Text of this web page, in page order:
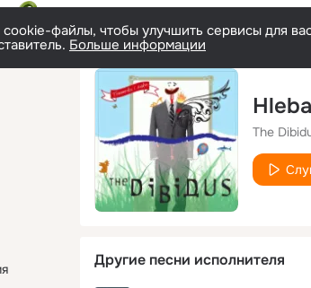
файлы, чтобы улучшить сервисы для
Больше информации
The
Другие песни исполнителя